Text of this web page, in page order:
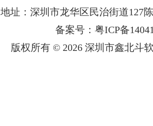
地址：深圳市龙华区民治街道127
备案号：粤ICP备
版权所有 © 2026 深圳市鑫北斗